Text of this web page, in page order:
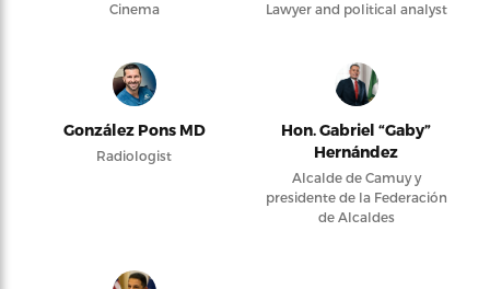
Cinema Lawyer and political analyst
González Pons MD
Radiologist
Hon. Gabriel “Gaby”
Hernández
Alcalde de Camuy y
presidente de la Federación
de Alcaldes